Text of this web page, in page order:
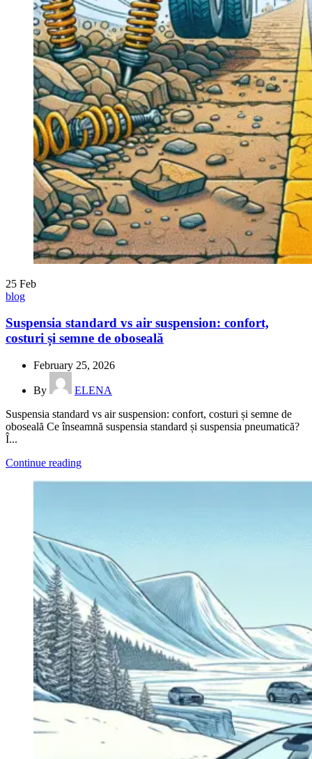
25 Feb
blog
Suspensia standard vs air suspension: confort,
costuri și semne de oboseală
February 25, 2026
By
ELENA
Suspensia standard vs air suspension: confort, costuri și semne de
oboseală Ce înseamnă suspensia standard și suspensia pneumatică?
Î...
Continue reading